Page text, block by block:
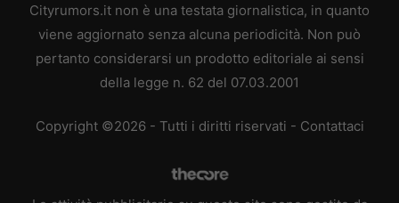
Cityrumors.it non è una testata giornalistica, in quanto
viene aggiornato senza alcuna periodicità. Non può
pertanto considerarsi un prodotto editoriale ai sensi
della legge n. 62 del 07.03.2001
Copyright ©2026 - Tutti i diritti riservati - Contattaci